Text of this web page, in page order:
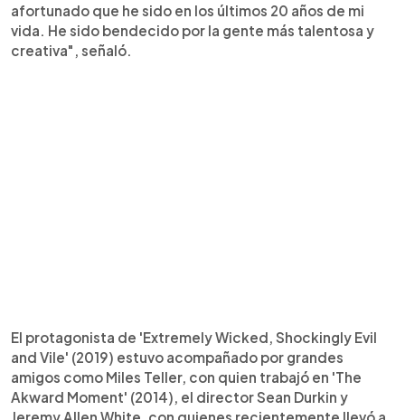
afortunado que he sido en los últimos 20 años de mi
vida. He sido bendecido por la gente más talentosa y
creativa", señaló.
El protagonista de 'Extremely Wicked, Shockingly Evil
and Vile' (2019) estuvo acompañado por grandes
amigos como Miles Teller, con quien trabajó en 'The
Akward Moment' (2014), el director Sean Durkin y